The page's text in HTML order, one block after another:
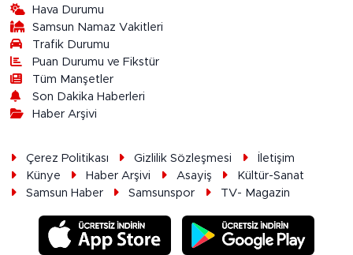
Hava Durumu
Samsun Namaz Vakitleri
Trafik Durumu
Puan Durumu ve Fikstür
Tüm Manşetler
Son Dakika Haberleri
Haber Arşivi
Çerez Politikası Gizlilik Sözleşmesi
İletişim
Künye
Haber Arşivi Asayiş
Kültür-Sanat
Samsun Haber
Samsunspor TV- Magazin